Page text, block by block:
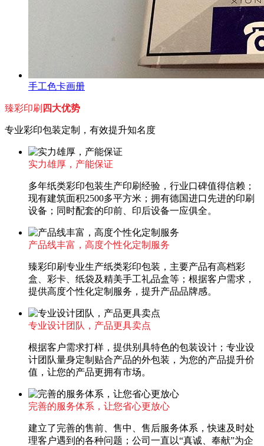
手工色卡画册
臻彩印刷 四大优势
专业彩印包装定制，有效提升知名度
实力雄厚，产能保证
多年纸类彩印包装生产印刷经验，行业口碑值得信赖；
现有建筑面积2500多平方米；拥有德国进口先进的印刷
设备；同时配套的印前、印后设备一应俱全。
产品线丰富，高度个性化定制服务
臻彩印刷专业生产纸类彩印包装，主要产品有高档彩
盒、彩卡、纸袋及精美手工礼品盒等；根据客户需求，
提供高度个性化定制服务，提升产品品牌感。
专业设计团队，产品更具卖点
根据客户需求打样，提供别具特色的包装设计；专业设
计团队量身定制贴合产品的外包装，为您的产品提升价
值，让您的产品更拥有市场。
完善的服务体系，让您省心更放心
建立了完善的售前、售中、售后服务体系，快速及时处
理客户遇到的各种问题；公司一直以“真诚、奉献”为企